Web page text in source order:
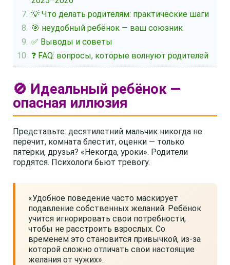
💡 Что делать родителям: практические шаги
🎯 неудобный ребёнок — ваш союзник
✅ Выводы и советы
❓ FAQ: вопросы, которые волнуют родителей
🚫 Идеальный ребёнок —
опасная иллюзия
Представьте: десятилетний мальчик никогда не
перечит, комната блестит, оценки — только
пятёрки, друзья? «Некогда, уроки». Родители
гордятся. Психологи бьют тревогу.
«Удобное поведение часто маскирует
подавление собственных желаний. Ребёнок
учится игнорировать свои потребности,
чтобы не расстроить взрослых. Со
временем это становится привычкой, из-за
которой сложно отличать свои настоящие
желания от чужих».